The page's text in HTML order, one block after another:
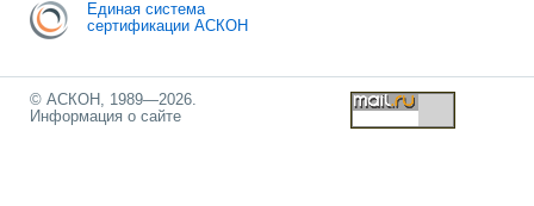
Единая система
сертификации АСКОН
© АСКОН, 1989—2026.
Информация о сайте